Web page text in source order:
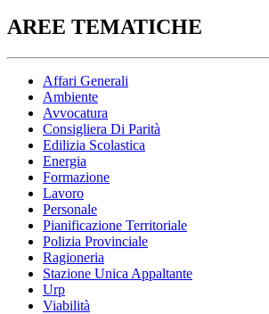
AREE TEMATICHE
Affari Generali
Ambiente
Avvocatura
Consigliera Di Parità
Edilizia Scolastica
Energia
Formazione
Lavoro
Personale
Pianificazione Territoriale
Polizia Provinciale
Ragioneria
Stazione Unica Appaltante
Urp
Viabilità